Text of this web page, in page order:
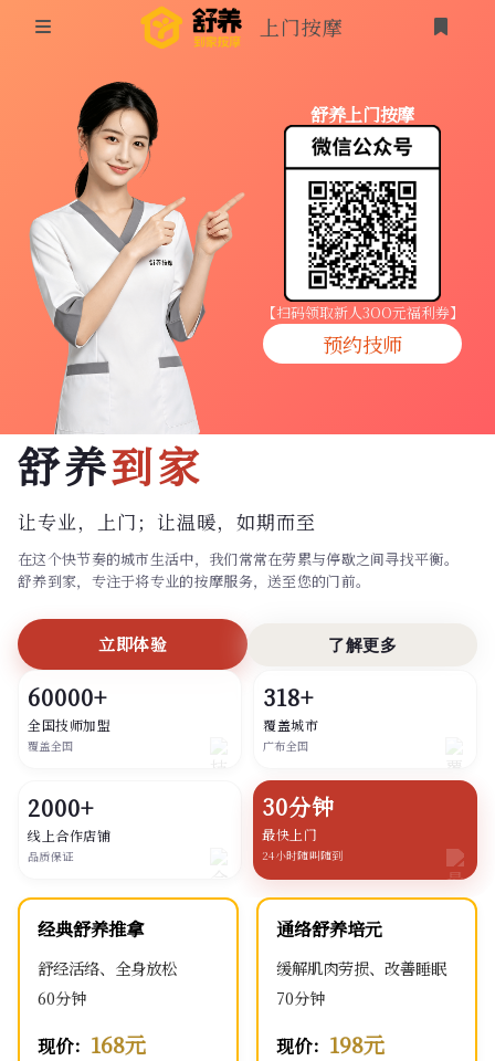
同城按摩
上门按摩
养生按摩
技师入驻
商家入驻
代理入驻
预约技师
上门按摩
登录
舒养上门按摩
【扫码领取新人3OO元福利券】
预约技师
舒养到家
让专业，上门； 让温暖，如期而至
在这个快节奏的城市生活中，我们常常在劳累与停歇之间寻找平衡。
舒养到家，专注于将专业的按摩服务，送至您的门前。
立即体验 了解更多
60000+
全国技师加盟
覆盖全国
318+
覆盖城市
广布全国
2000+
线上合作店铺
品质保证
30分钟
最快上门
24小时随叫随到
经典舒养推拿
舒经活络、全身放松
60分钟
现价： 168元
通络舒养培元
缓解肌肉劳损、改善睡眠
70分钟
现价： 198元